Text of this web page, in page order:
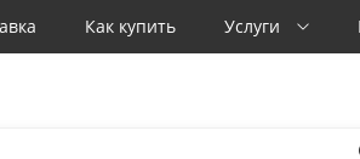
Как купить Услуги